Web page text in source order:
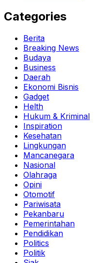
Categories
Berita
Breaking News
Budaya
Business
Daerah
Ekonomi Bisnis
Gadget
Helth
Hukum & Kriminal
Inspiration
Kesehatan
Lingkungan
Mancanegara
Nasional
Olahraga
Opini
Otomotif
Pariwisata
Pekanbaru
Pemerintahan
Pendidikan
Politics
Politik